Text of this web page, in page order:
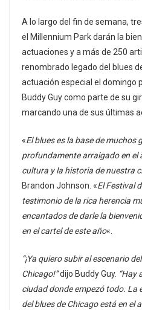
A lo largo del fin de semana,
el Millennium Park darán la
actuaciones y a más de 250
renombrado legado del blues
actuación especial el domingo
Buddy Guy como parte de su
marcando una de sus últimas
«El blues es la base de muchos
profundamente arraigado en el
cultura y la historia de nuestra
Brandon Johnson. «El Festival
testimonio de la rica herencia
encantados de darle la
en el cartel de este año«.
“¡Ya quiero subir al escenario
Chicago!”dijo Buddy Guy. “Hay
ciudad donde empezó todo. La
del blues de Chicago está en el